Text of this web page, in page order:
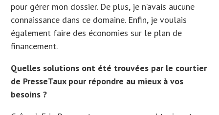
pour gérer mon dossier. De plus, je n’avais aucune
connaissance dans ce domaine. Enfin, je voulais
également faire des économies sur le plan de
financement.
Quelles solutions ont été trouvées par le courtier
de PresseTaux pour répondre au mieux à vos
besoins ?